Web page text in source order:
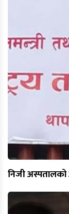
निजी अस्पतालको